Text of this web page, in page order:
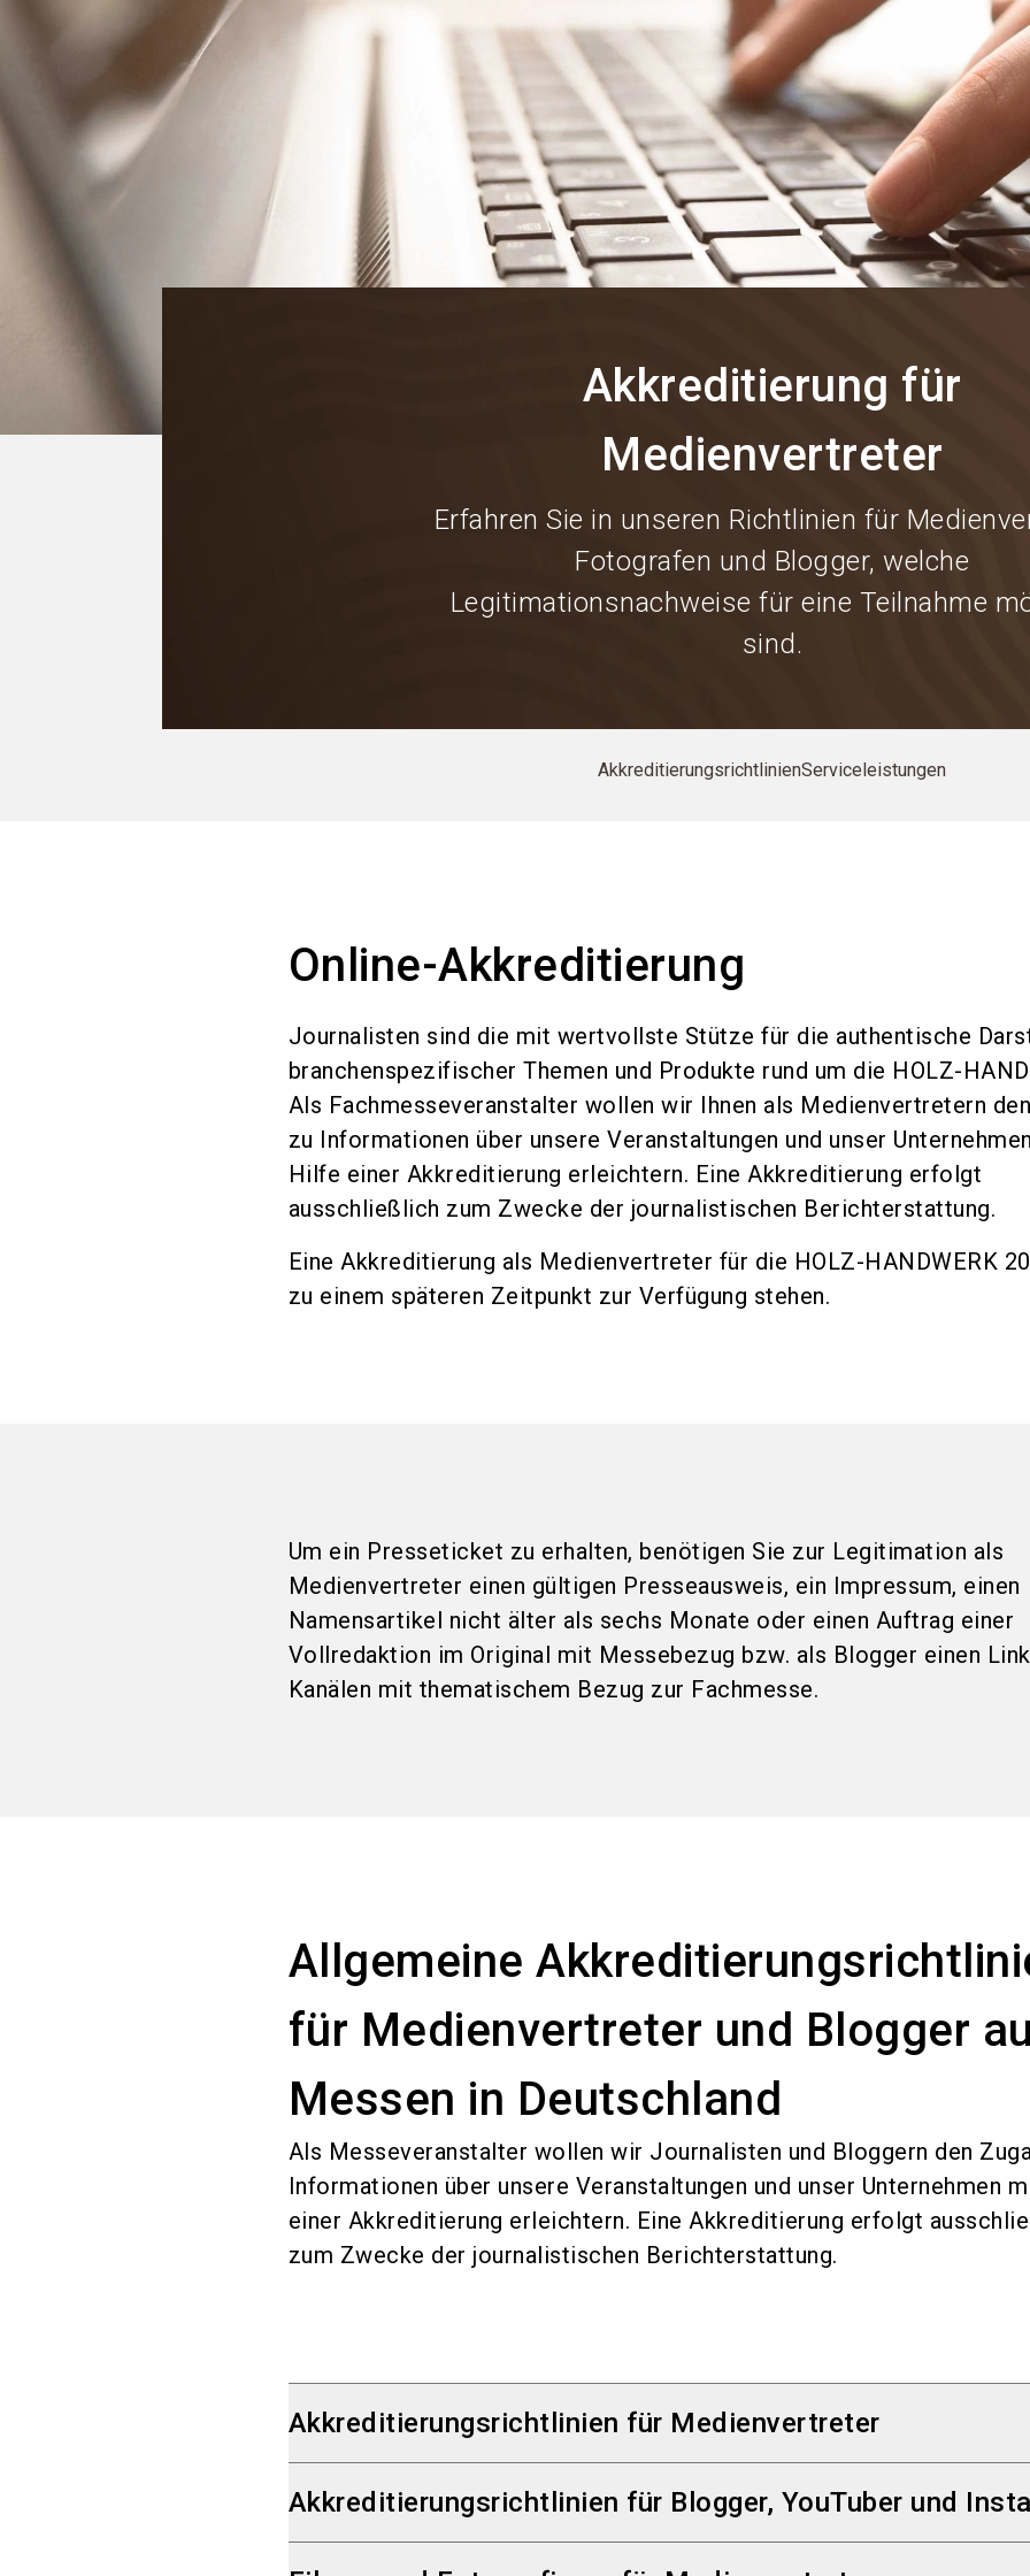
Akkreditierung für
Medienvertreter
Erfahren Sie in unseren Richtlinien für
Fotografen und Blogger, welche
Legitimationsnachweise für eine Teilnahme
sind.
AkkreditierungsrichtlinienServiceleistungen
Online-Akkreditierung
Journalisten sind die mit wertvollste Stütze für die authentische
branchenspezifischer Themen und Produkte rund um die HOLZ-
Als Fachmesseveranstalter wollen wir Ihnen als Medienvertretern
zu Informationen über unsere Veranstaltungen und unser
Hilfe einer Akkreditierung erleichtern. Eine Akkreditierung erfolgt
ausschließlich zum Zwecke der journalistischen Berichterstattung.
Eine Akkreditierung als Medienvertreter für die HOLZ-HANDWERK
zu einem späteren Zeitpunkt zur Verfügung stehen.
Um ein Presseticket zu erhalten, benötigen Sie zur Legitimation als
Medienvertreter einen gültigen Presseausweis, ein Impressum, einen
Namensartikel nicht älter als sechs Monate oder einen Auftrag einer
Vollredaktion im Original mit Messebezug bzw. als Blogger einen
Kanälen mit thematischem Bezug zur Fachmesse.
Allgemeine
für Medienvertreter und Blogger
Messen in Deutschland
Als Messeveranstalter wollen wir Journalisten und Bloggern den
Informationen über unsere Veranstaltungen und unser Unternehmen
einer Akkreditierung erleichtern. Eine Akkreditierung erfolgt
zum Zwecke der journalistischen Berichterstattung.
Akkreditierungsrichtlinien für Medienvertreter
journalistische (auch fotojournalistische) Tätigkeit (mit Bezug zum
Messethema) folgendermaßen nachweisen können, erhalten:
Akkreditierungsrichtlinien für Blogger, YouTuber und